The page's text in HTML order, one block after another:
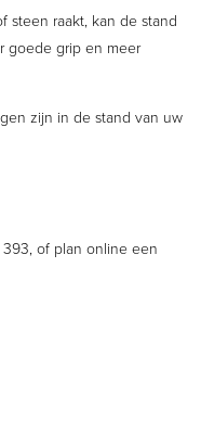
steen raakt, kan de stand
goede grip en meer
zijn in de stand van uw
393, of plan online een